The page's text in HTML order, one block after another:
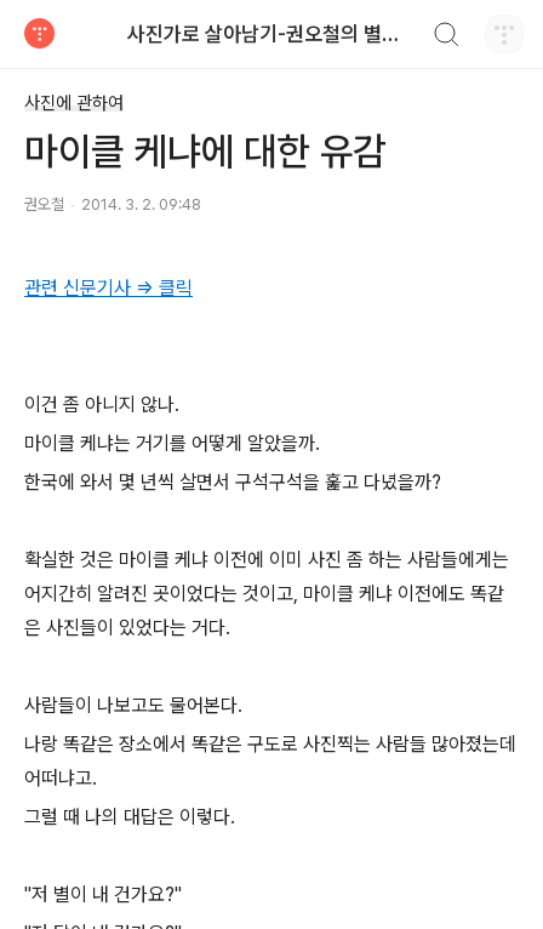
사진가로 살아남기-권오철의 별과 사진
사진에 관하여
마이클 케냐에 대한 유감
권오철 2014. 3. 2. 09:48
관련 신문기사 => 클릭
이건 좀 아니지 않나.
마이클 케냐는 거기를 어떻게 알았을까.
한국에 와서 몇 년씩 살면서 구석구석을 훑고 다녔을까?
확실한 것은 마이클 케냐 이전에 이미 사진 좀 하는 사람들에게는
어지간히 알려진 곳이었다는 것이고, 마이클 케냐 이전에도 똑같
은 사진들이 있었다는 거다.
사람들이 나보고도 물어본다.
나랑 똑같은 장소에서 똑같은 구도로 사진찍는 사람들 많아졌는데
어떠냐고.
그럴 때 나의 대답은 이렇다.
"저 별이 내 건가요?"